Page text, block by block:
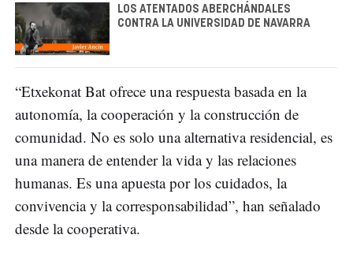
LOS ATENTADOS ABERCHÁNDALES
CONTRA LA UNIVERSIDAD DE NAVARRA
“Etxekonat Bat ofrece una respuesta basada en la
autonomía, la cooperación y la construcción de
comunidad. No es solo una alternativa residencial, es
una manera de entender la vida y las relaciones
humanas. Es una apuesta por los cuidados, la
convivencia y la corresponsabilidad”, han señalado
desde la cooperativa.